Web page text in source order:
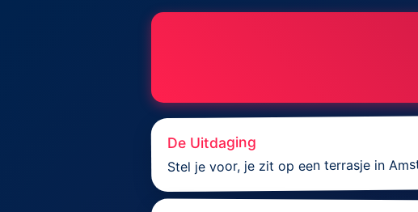
De Uitdaging
Stel je voor, je zit op een terrasje in